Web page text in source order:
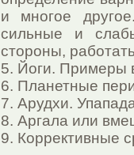
и многое
сильные и
стороны,
5. Йоги. Примеры
6. Планетные
7. Арудхи.
8. Аргала или
9. Коррективные